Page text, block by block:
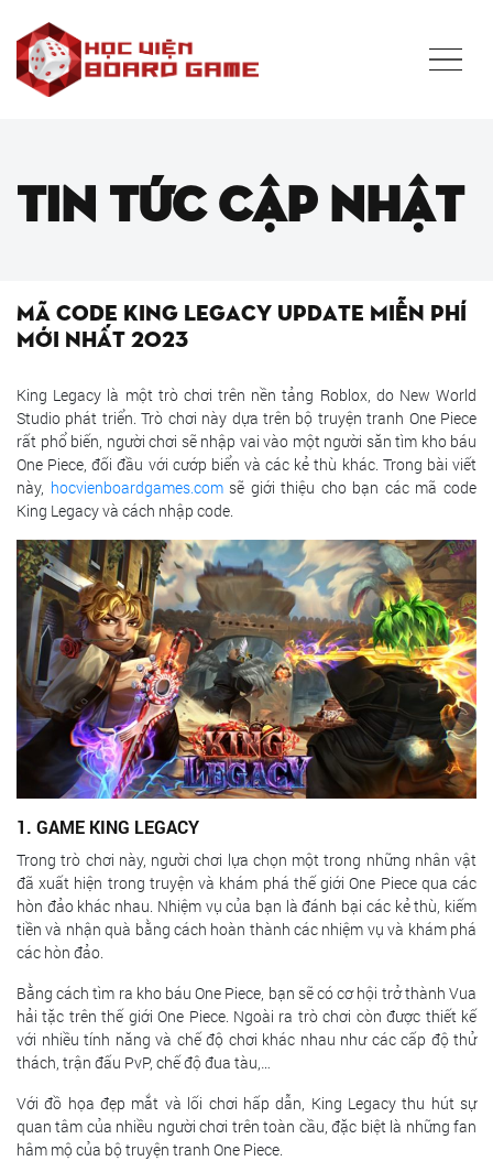
Tin tức cập nhật
Mã code King Legacy Update miễn phí
mới nhất 2023
King Legacy là một trò chơi trên nền tảng Roblox, do New World
Studio phát triển. Trò chơi này dựa trên bộ truyện tranh One Piece
rất phổ biến, người chơi sẽ nhập vai vào một người săn tìm kho báu
One Piece, đối đầu với cướp biển và các kẻ thù khác. Trong bài viết
này, hocvienboardgames.comsẽ giới thiệu cho bạn các mã code
King Legacy và cách nhập code.
1. GAME KING LEGACY
Trong trò chơi này, người chơi lựa chọn một trong những nhân vật
đã xuất hiện trong truyện và khám phá thế giới One Piece qua các
hòn đảo khác nhau. Nhiệm vụ của bạn là đánh bại các kẻ thù, kiếm
tiền và nhận quà bằng cách hoàn thành các nhiệm vụ và khám phá
các hòn đảo.
Bằng cách tìm ra kho báu One Piece, bạn sẽ có cơ hội trở thành Vua
hải tặc trên thế giới One Piece. Ngoài ra trò chơi còn được thiết kế
với nhiều tính năng và chế độ chơi khác nhau như các cấp độ thử
thách, trận đấu PvP, chế độ đua tàu,…
Với đồ họa đẹp mắt và lối chơi hấp dẫn, King Legacy thu hút sự
quan tâm của nhiều người chơi trên toàn cầu, đặc biệt là những fan
hâm mộ của bộ truyện tranh One Piece.